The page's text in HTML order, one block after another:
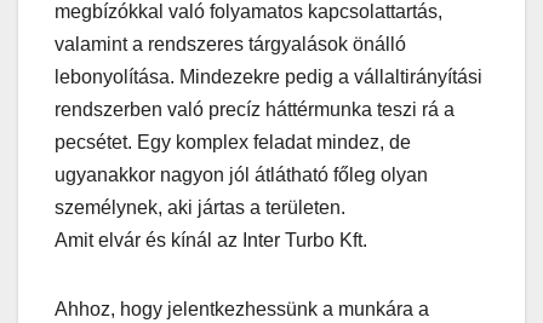
megbízókkal való folyamatos kapcsolattartás,
valamint a rendszeres tárgyalások önálló
lebonyolítása. Mindezekre pedig a vállaltirányítási
rendszerben való precíz háttérmunka teszi rá a
pecsétet. Egy komplex feladat mindez, de
ugyanakkor nagyon jól átlátható főleg olyan
személynek, aki jártas a területen.
Amit elvár és kínál az Inter Turbo Kft.
Ahhoz, hogy jelentkezhessünk a munkára a